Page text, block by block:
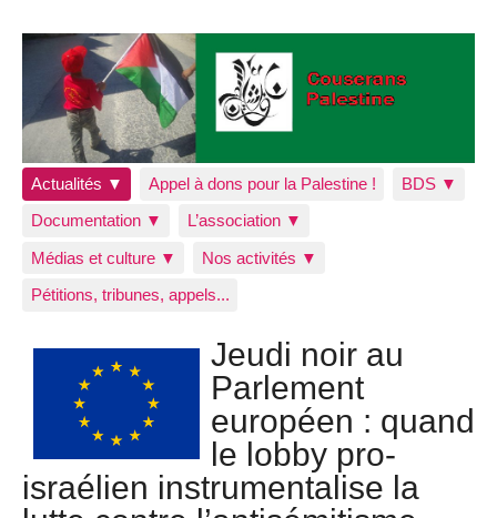
Actualités ▼ Appel à dons pour la Palestine !
BDS ▼
Documentation ▼
L’association ▼
Médias et culture ▼
Nos activités ▼
Pétitions, tribunes, appels...
Jeudi noir au
Parlement
européen : quand
le lobby pro-
israélien instrumentalise la